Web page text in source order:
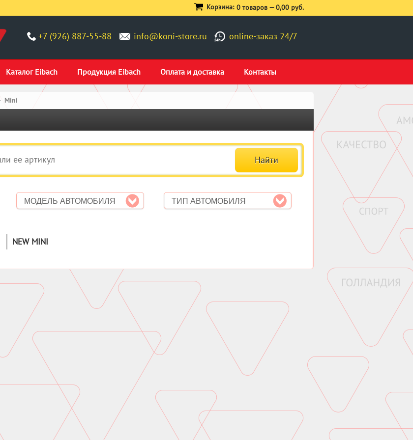
+7 (926) 887-55-88 info@koni-store.ru online-заказ 24/7
Каталог Eibach Продукция Eibach Оплата и доставка Контакты
Корзина: 0 товаров —0,00 руб.
Mini
МОДЕЛЬ АВТОМОБИЛЯ ТИП АВТОМОБИЛЯ
NEW MINI